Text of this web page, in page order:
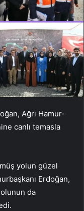
Ağrı Hamur-
canlı temasla
yolun güzel
Erdoğan,
da